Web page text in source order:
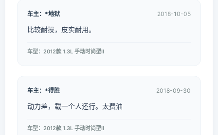
车主：*地狱 2018-10-05
比较耐操，皮实耐用。
车型：2012款 1.3L 手动时尚型II
车主：*得胜 2018-09-30
动力差，载一个人还行。太费油
车型：2012款 1.3L 手动时尚型II